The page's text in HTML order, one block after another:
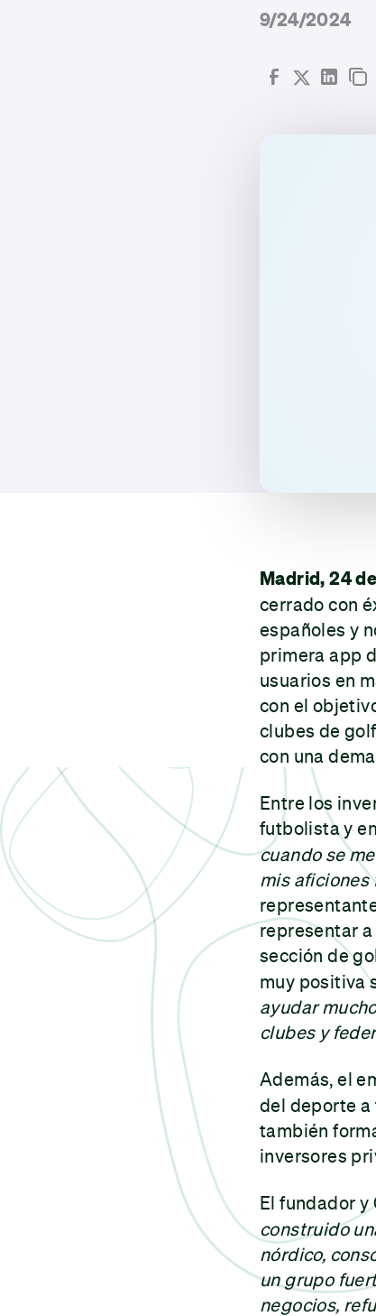
9/24/2024
Madrid, 24
cerrado con
españoles y
primera app
usuarios en
con el
clubes de
con una
Entre los
futbolista y
cuando se
mis aficiones
representar
sección de
muy positiva
ayudar
clubes y
Además, el
del deporte a
también
inversores
El fundador y
construido
nórdico,
un grupo
negocios,